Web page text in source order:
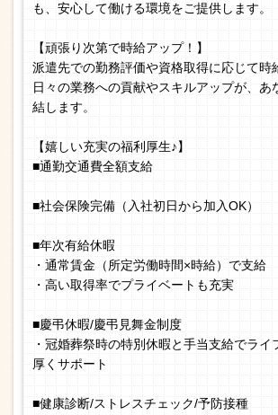
も、安心して働ける環境をご提供します。
【頑張り次第で時給アップ！】
派遣先での勤務評価や資格取得に応じて時
日々の業務への貢献やスキルアップが、あ
結します。
【嬉しい充実の福利厚生♪】
■通勤交通費全額支給
■社会保険完備（入社初日から加入OK）
■年次有給休暇
・通常賃金（所定労働時間×時給）で支給
・高い取得率でプライベートも充実
■慶弔休暇/慶弔見舞金制度
・冠婚葬祭時の特別休暇と手当支給でライ
厚くサポート
■健康診断/ストレスチェック/予防接種